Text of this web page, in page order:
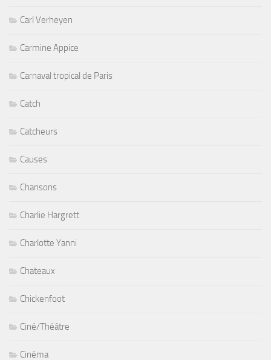
Carl Verheyen
Carmine Appice
Carnaval tropical de Paris
Catch
Catcheurs
Causes
Chansons
Charlie Hargrett
Charlotte Yanni
Chateaux
Chickenfoot
Ciné/Théâtre
Cinéma